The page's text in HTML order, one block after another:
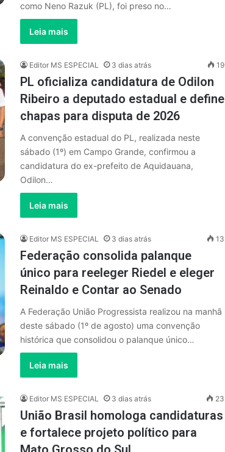
como Neno Razuk (PL), foi preso no…
Leia mais
Editor MS ESPECIAL 3 dias atrás 19
PL oficializa candidatura de Odilon
Ribeiro a deputado estadual e define
chapas para disputa de 2026
A convenção estadual do PL, realizada neste
sábado (1º) em Campo Grande, confirmou a
candidatura do ex-prefeito de Aquidauana,
Odilon…
Leia mais
Editor MS ESPECIAL 3 dias atrás 13
Federação consolida palanque
único para reeleger Riedel e eleger
Reinaldo e Contar ao Senado
A Federação União Progressista realizou na manhã
deste sábado (1º de agosto) uma convenção
histórica que consolidou o palanque único…
Leia mais
Editor MS ESPECIAL 3 dias atrás 23
União Brasil homologa candidaturas
e fortalece projeto político para